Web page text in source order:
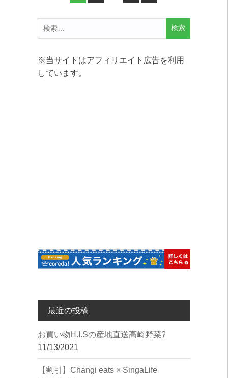
検
索:
※当サイトはアフィリエイト広告を利用
しています。
最近の投稿
︎お買い物︎H.I.Sの産地直送高崎野菜?
11/13/2021
【割引】Changi eats × SingaLife